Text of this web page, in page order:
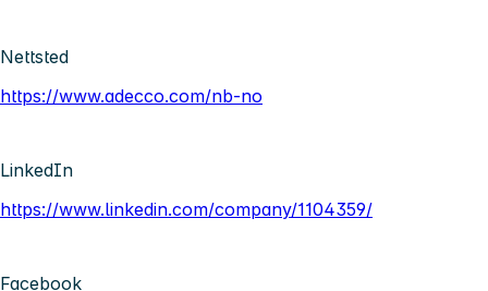
Nettsted
https://www.adecco.com/nb-no
LinkedIn
https://www.linkedin.com/company/1104359/
Facebook